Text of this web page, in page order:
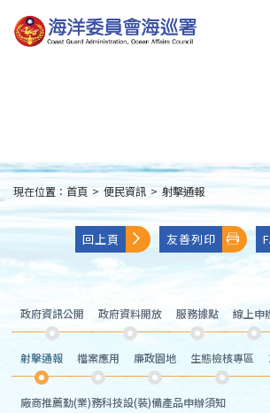
到
主
:::
現在位置： 首頁 > 便民資訊 > 射擊通報
回上頁 友善列印
政府資訊公開 政府資料開放 服務據點 線上申
射擊通報 檔案應用 廉政園地 生態檢核專區
廠商推薦勤(業)務科技設(裝)備產品申辦須知